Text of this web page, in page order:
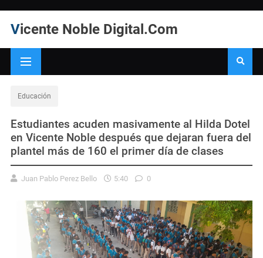
Vicente Noble Digital.Com
Educación
Estudiantes acuden masivamente al Hilda Dotel
en Vicente Noble después que dejaran fuera del
plantel más de 160 el primer día de clases
Juan Pablo Perez Bello 5:40 0